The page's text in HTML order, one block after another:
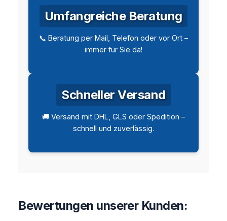
Umfangreiche Beratung
📞 Beratung per Mail, Telefon oder vor Ort –
immer für Sie da!
Schneller Versand
🚚 Versand mit DHL, GLS oder Spedition –
schnell und zuverlässig.
Bewertungen unserer Kunden: